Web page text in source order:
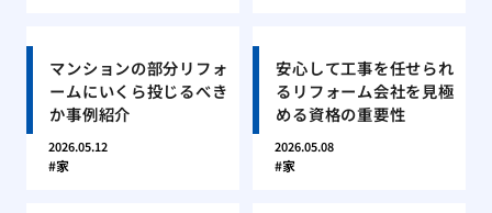
マンションの部分リフォ
ームにいくら投じるべき
か事例紹介
2026.05.12
家
安心して工事を任せられ
るリフォーム会社を見極
める資格の重要性
2026.05.08
家